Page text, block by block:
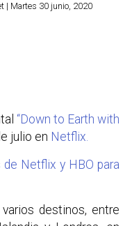
| Martes 30 junio, 2020
“Down to Earth with
julio en Netflix.
Netflix y HBO para
destinos, entre